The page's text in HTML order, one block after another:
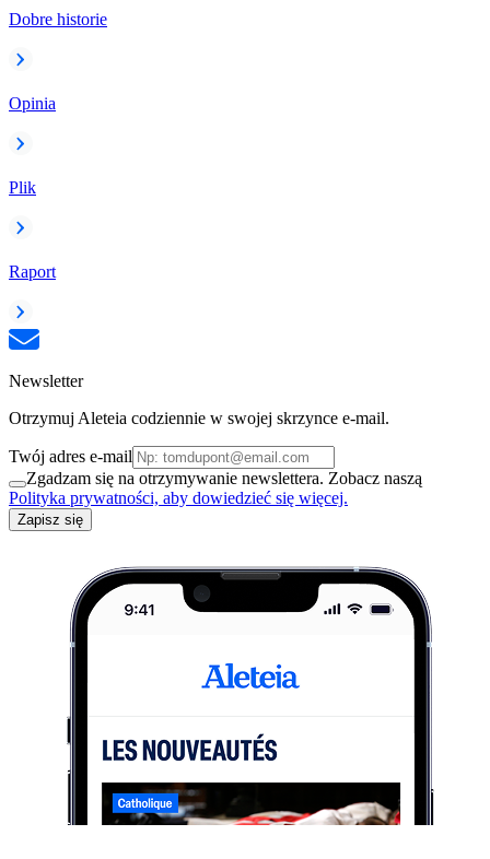
Dobre historie
Opinia
Plik
Raport
Newsletter
Otrzymuj Aleteia codziennie w swojej skrzynce e-mail.
Twój adres e-mail
Zgadzam się na otrzymywanie newslettera. Zobacz naszą
Polityka prywatności, aby dowiedzieć się więcej.
Zapisz się